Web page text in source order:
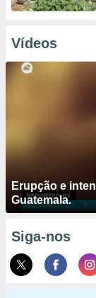
Vídeos
Erupção e
Guatemala.
Siga-nos